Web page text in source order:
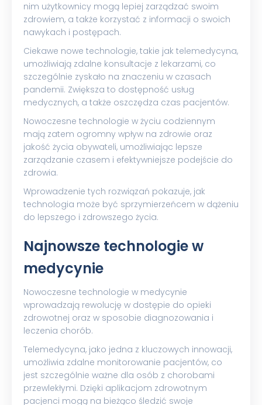
nim użytkownicy mogą lepiej zarządzać swoim
zdrowiem, a także korzystać z informacji o swoich
nawykach i postępach.
Ciekawe nowe technologie, takie jak telemedycyna,
umożliwiają zdalne konsultacje z lekarzami, co
szczególnie zyskało na znaczeniu w czasach
pandemii. Zwiększa to dostępność usług
medycznych, a także oszczędza czas pacjentów.
Nowoczesne technologie w życiu codziennym
mają zatem ogromny wpływ na zdrowie oraz
jakość życia obywateli, umożliwiając lepsze
zarządzanie czasem i efektywniejsze podejście do
zdrowia.
Wprowadzenie tych rozwiązań pokazuje, jak
technologia może być sprzymierzeńcem w dążeniu
do lepszego i zdrowszego życia.
Najnowsze technologie w
medycynie
Nowoczesne technologie w medycynie
wprowadzają rewolucję w dostępie do opieki
zdrowotnej oraz w sposobie diagnozowania i
leczenia chorób.
Telemedycyna, jako jedna z kluczowych innowacji,
umożliwia zdalne monitorowanie pacjentów, co
jest szczególnie ważne dla osób z chorobami
przewlekłymi. Dzięki aplikacjom zdrowotnym
pacjenci mogą na bieżąco śledzić swoje